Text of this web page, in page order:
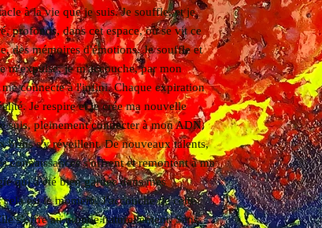
à la vie que je suis. Je souffle, et je
profonds, dans cet espace, où se vit ce
des mémoires d'émotions. Je souffle et
m'expulse, je m'accouche, par mon
connecte à l'infini. Chaque expiration
Je respire et je crée ma nouvelle
suis, pleinement connecter à mon ADN.
brins s'y réveillent. De nouveaux talents,
connaissances s'offrent et remontent à ma
qui a été bien gardée dans mes
est le moment. J'accouche de cette
s'offre au monde naturellement. Sans